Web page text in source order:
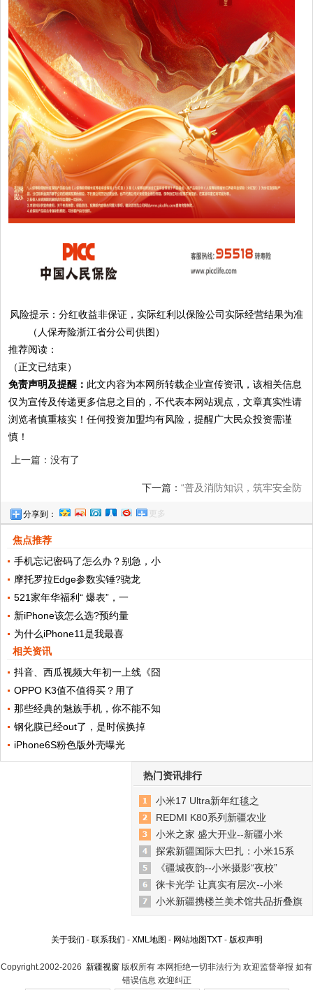
风险提示：分红收益非保证，实际红利以保险公司实际经营结果为准
（人保寿险浙江省分公司供图）
推荐阅读：
（正文已结束）
免责声明及提醒： 此文内容为本网所转载企业宣传资讯，该相关信息
仅为宣传及传递更多信息之目的，不代表本网站观点，文章真实性请
浏览者慎重核实！任何投资加盟均有风险，提醒广大民众投资需谨
慎！
上一篇：没有了
下一篇： “普及消防知识，筑牢安全防
线”——人保寿险金华中支开展消防安全培
分享到： 更多
焦点推荐
手机忘记密码了怎么办？别急，小
摩托罗拉Edge参数实锤?骁龙
521家年华福利“ 爆表”，一
新iPhone该怎么选?预约量
为什么iPhone11是我最喜
相关资讯
抖音、西瓜视频大年初一上线《囧
OPPO K3值不值得买？用了
那些经典的魅族手机，你不能不知
钢化膜已经out了，是时候换掉
iPhone6S粉色版外壳曝光
热门资讯排行
小米17 Ultra新年红毯之
REDMI K80系列新疆农业
小米之家 盛大开业--新疆小米
探索新疆国际大巴扎：小米15系
《疆城夜韵--小米摄影“夜校”
徕卡光学 让真实有层次--小米
小米新疆携楼兰美术馆共品折叠旗
关于我们 - 联系我们 - XML地图 - 网站地图TXT- 版权声明
Copyright.2002-2026 新疆视窗 版权所有 本网拒绝一切非法行为 欢迎监督举报 如有
错误信息 欢迎纠正